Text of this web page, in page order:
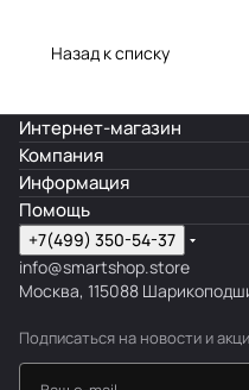
Назад к списку
Интернет-магазин
Компания
Информация
Помощь
+7(499) 350-54-37
info@smartshop.store
Москва, 115088
Подписаться на новости и